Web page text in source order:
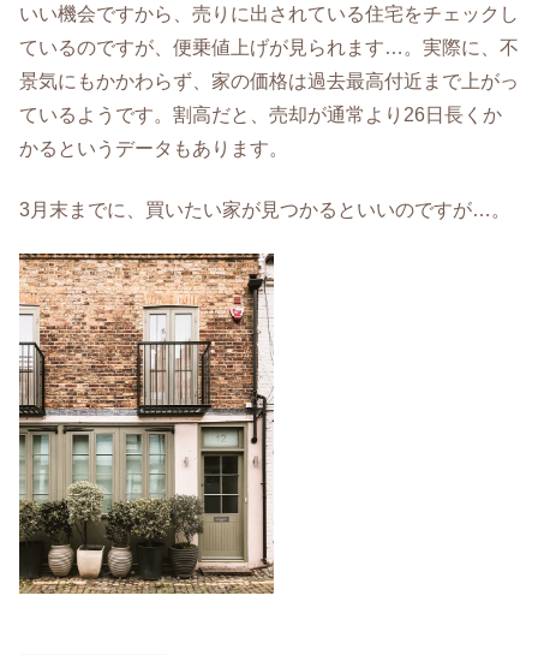
いい機会ですから、売りに出されている住宅をチェックし
ているのですが、便乗値上げが見られます…。実際に、不
景気にもかかわらず、家の価格は過去最高付近まで上がっ
ているようです。割高だと、売却が通常より26日長くか
かるというデータもあります。
3月末までに、買いたい家が見つかるといいのですが…。